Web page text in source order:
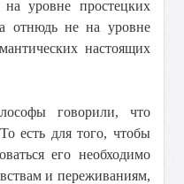
на уровне простецких
а отнюдь не на уровне
настоящих
говорили, что
есть для того, чтобы
его необходимо
и переживаниям,